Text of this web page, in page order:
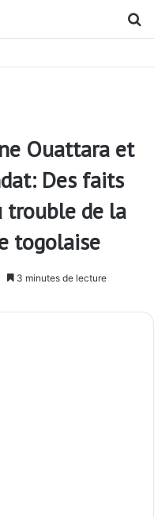
Ouattara et
Des faits
trouble de la
togolaise
3 minutes de lecture